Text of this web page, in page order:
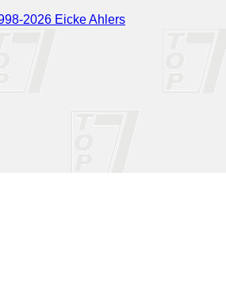
2026 Eicke Ahlers